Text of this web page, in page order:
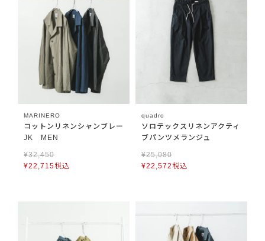
MARINERO
コットンリネンシャンブレー
JK MEN
¥32,450
¥22,715税込
quadro
ソロテックスリネンアクティ
ブパンツメランジュ
¥25,080
¥22,572税込